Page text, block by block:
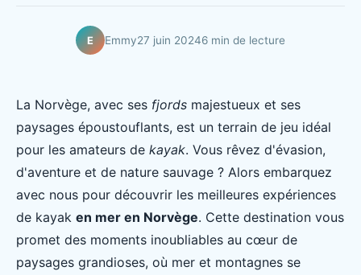
E Emmy27 juin 20246 min de lecture
La Norvège, avec ses fjords majestueux et ses
paysages époustouflants, est un terrain de jeu idéal
pour les amateurs de kayak. Vous rêvez d'évasion,
d'aventure et de nature sauvage ? Alors embarquez
avec nous pour découvrir les meilleures expériences
de kayak en mer en Norvège. Cette destination vous
promet des moments inoubliables au cœur de
paysages grandioses, où mer et montagnes se